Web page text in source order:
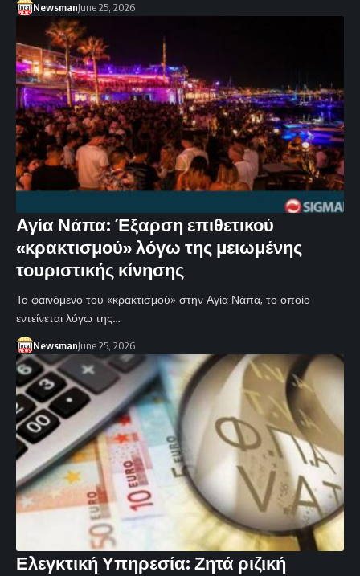
NewsmanJune 25, 2026
Αγία Νάπα: Έξαρση επιθετικού
«κρακτισμού» λόγω της μειωμένης
τουριστικής κίνησης
Το φαινόμενο του «κρακτισμού» στην Αγία Νάπα, το οποίο
εντείνεται λόγω της…
NewsmanJune 25, 2026
Ελεγκτική Υπηρεσία: Ζητά ριζική